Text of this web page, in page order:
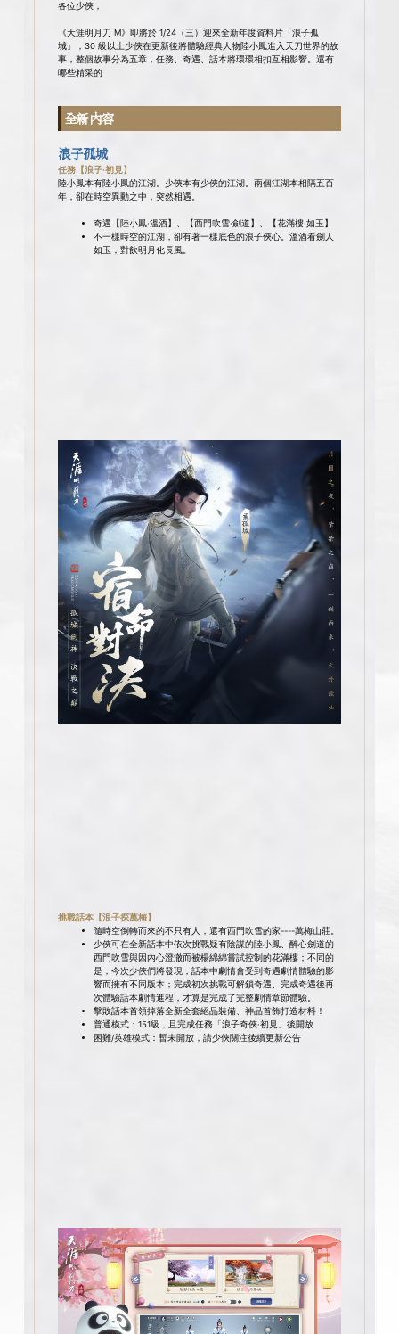
各位少俠，
《天涯明月刀 M》即將於 1/24（三）迎來全新年度資料片「浪子孤
城」，30 級以上少俠在更新後將體驗經典人物陸小鳳進入天刀世界的故
事，整個故事分為五章，任務、奇遇、話本將環環相扣互相影響。還有
哪些精采的
全新內容
浪子孤城
任務【浪子·初見】
陸小鳳本有陸小鳳的江湖。少俠本有少俠的江湖。兩個江湖本相隔五百
年，卻在時空異動之中，突然相遇。
奇遇【陸小鳳·溫酒】、【西門吹雪·劍道】、【花滿樓·如玉】
不一樣時空的江湖，卻有著一樣底色的浪子俠心。溫酒看劍人
如玉，對飲明月化長風。
挑戰話本【浪子探萬梅】
隨時空倒轉而來的不只有人，還有西門吹雪的家----萬梅山莊。
少俠可在全新話本中依次挑戰疑有陰謀的陸小鳳、醉心劍道的
西門吹雪與因內心澄澈而被楊綿綿嘗試控制的花滿樓；不同的
是，今次少俠們將發現，話本中劇情會受到奇遇劇情體驗的影
響而擁有不同版本；完成初次挑戰可解鎖奇遇、完成奇遇後再
次體驗話本劇情進程，才算是完成了完整劇情章節體驗。
擊敗話本首領掉落全新全套絕品裝備、神品首飾打造材料！
普通模式：151級，且完成任務「浪子奇俠·初見」後開放
困難/英雄模式：暫未開放，請少俠關注後續更新公告